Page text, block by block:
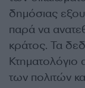
δημόσιας
παρά να
κράτος. Τα
Κτηματολόγιο
των πολιτών